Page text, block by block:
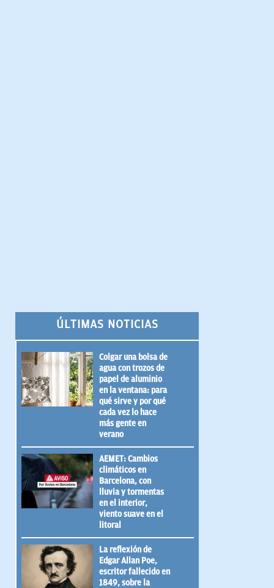
ÚLTIMAS NOTICIAS
Colgar una bolsa de
agua con trozos de
papel de aluminio
en la ventana: para
qué sirve y por qué
cada vez lo hace
más gente en
verano
AEMET: Cambios
climáticos en
Barcelona, con
lluvia y tormentas
en el interior,
viento suave en el
litoral
La reflexión de
Edgar Allan Poe,
escritor fallecido en
1849, sobre la